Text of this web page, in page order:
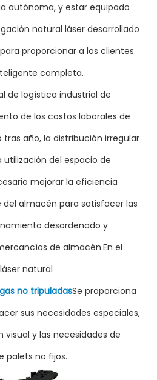
autónoma, y estar equipado
natural láser desarrollado
proporcionar a los clientes
completa.
de logística industrial de
de los costos laborales de
año, la distribución irregular
del espacio de
mejorar la eficiencia
almacén para satisfacer las
desordenado y
de almacén.En el
natural
no tripuladasSe proporciona
sus necesidades especiales,
visual y las necesidades de
palets no fijos.